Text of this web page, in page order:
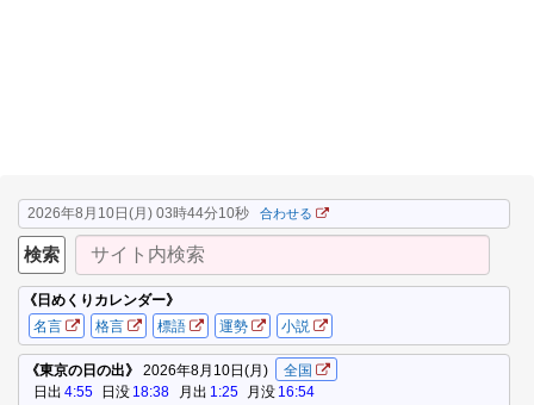
2026年8月10日(月) 03時44分11秒 合わせる